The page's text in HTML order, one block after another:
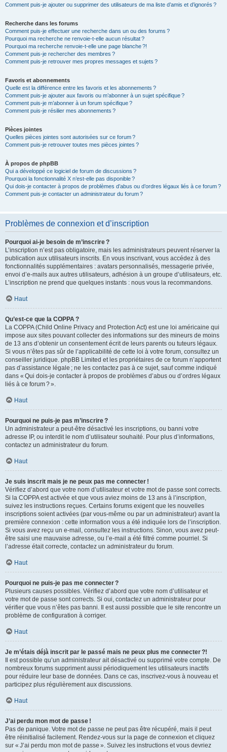
Comment puis-je ajouter ou supprimer des utilisateurs de ma liste d’amis et d’ignorés ?
Recherche dans les forums
Comment puis-je effectuer une recherche dans un ou des forums ?
Pourquoi ma recherche ne renvoie-t-elle aucun résultat ?
Pourquoi ma recherche renvoie-t-elle une page blanche ?!
Comment puis-je rechercher des membres ?
Comment puis-je retrouver mes propres messages et sujets ?
Favoris et abonnements
Quelle est la différence entre les favoris et les abonnements ?
Comment puis-je ajouter aux favoris ou m’abonner à un sujet spécifique ?
Comment puis-je m’abonner à un forum spécifique ?
Comment puis-je résilier mes abonnements ?
Pièces jointes
Quelles pièces jointes sont autorisées sur ce forum ?
Comment puis-je retrouver toutes mes pièces jointes ?
À propos de phpBB
Qui a développé ce logiciel de forum de discussions ?
Pourquoi la fonctionnalité X n’est-elle pas disponible ?
Qui dois-je contacter à propos de problèmes d’abus ou d’ordres légaux liés à ce forum ?
Comment puis-je contacter un administrateur du forum ?
Problèmes de connexion et d’inscription
Pourquoi ai-je besoin de m’inscrire ?
L’inscription n’est pas obligatoire, mais les administrateurs peuvent réserver la
publication aux utilisateurs inscrits. En vous inscrivant, vous accédez à des
fonctionnalités supplémentaires : avatars personnalisés, messagerie privée,
envoi d’e-mails aux autres utilisateurs, adhésion à un groupe d’utilisateurs, etc.
L’inscription ne prend que quelques instants : nous vous la recommandons.
Haut
Qu’est-ce que la COPPA ?
La COPPA (Child Online Privacy and Protection Act) est une loi américaine qui
impose aux sites pouvant collecter des informations sur des mineurs de moins
de 13 ans d’obtenir un consentement écrit de leurs parents ou tuteurs légaux.
Si vous n’êtes pas sûr de l’applicabilité de cette loi à votre forum, consultez un
conseiller juridique. phpBB Limited et les propriétaires de ce forum n’apportent
pas d’assistance légale ; ne les contactez pas à ce sujet, sauf comme indiqué
dans « Qui dois-je contacter à propos de problèmes d’abus ou d’ordres légaux
liés à ce forum ? ».
Haut
Pourquoi ne puis-je pas m’inscrire ?
Un administrateur a peut-être désactivé les inscriptions, ou banni votre
adresse IP, ou interdit le nom d’utilisateur souhaité. Pour plus d’informations,
contactez un administrateur du forum.
Haut
Je suis inscrit mais je ne peux pas me connecter !
Vérifiez d’abord que votre nom d’utilisateur et votre mot de passe sont corrects.
Si la COPPA est activée et que vous aviez moins de 13 ans à l’inscription,
suivez les instructions reçues. Certains forums exigent que les nouvelles
inscriptions soient activées (par vous-même ou par un administrateur) avant la
première connexion : cette information vous a été indiquée lors de l’inscription.
Si vous avez reçu un e-mail, consultez les instructions. Sinon, vous avez peut-
être saisi une mauvaise adresse, ou l’e-mail a été filtré comme pourriel. Si
l’adresse était correcte, contactez un administrateur du forum.
Haut
Pourquoi ne puis-je pas me connecter ?
Plusieurs causes possibles. Vérifiez d’abord que votre nom d’utilisateur et
votre mot de passe sont corrects. Si oui, contactez un administrateur pour
vérifier que vous n’êtes pas banni. Il est aussi possible que le site rencontre un
problème de configuration à corriger.
Haut
Je m’étais déjà inscrit par le passé mais ne peux plus me connecter ?!
Il est possible qu’un administrateur ait désactivé ou supprimé votre compte. De
nombreux forums suppriment aussi périodiquement les utilisateurs inactifs
pour réduire leur base de données. Dans ce cas, inscrivez-vous à nouveau et
participez plus régulièrement aux discussions.
Haut
J’ai perdu mon mot de passe !
Pas de panique. Votre mot de passe ne peut pas être récupéré, mais il peut
être réinitialisé facilement. Rendez-vous sur la page de connexion et cliquez
sur « J’ai perdu mon mot de passe ». Suivez les instructions et vous devriez